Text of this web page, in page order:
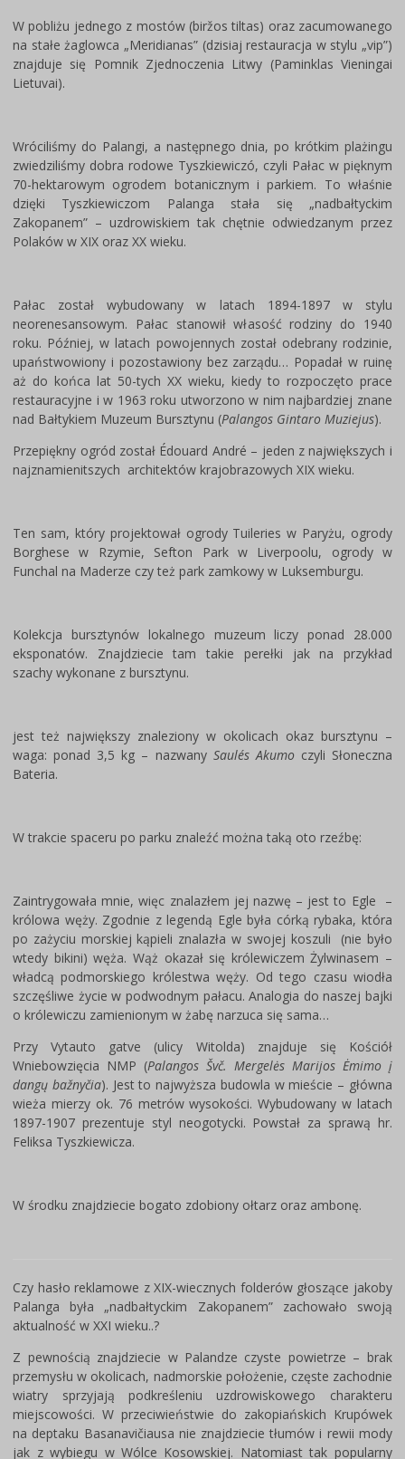
W pobliżu jednego z mostów (biržos tiltas) oraz zacumowanego
na stałe żaglowca „Meridianas” (dzisiaj restauracja w stylu „vip”)
znajduje się Pomnik Zjednoczenia Litwy (Paminklas Vieningai
Lietuvai).
Wróciliśmy do Palangi, a następnego dnia, po krótkim plażingu
zwiedziliśmy dobra rodowe Tyszkiewiczó, czyli Pałac w pięknym
70-hektarowym ogrodem botanicznym i parkiem. To właśnie
dzięki Tyszkiewiczom Palanga stała się „nadbałtyckim
Zakopanem” – uzdrowiskiem tak chętnie odwiedzanym przez
Polaków w XIX oraz XX wieku.
Pałac został wybudowany w latach 1894-1897 w stylu
neorenesansowym. Pałac stanowił własość rodziny do 1940
roku. Później, w latach powojennych został odebrany rodzinie,
upaństwowiony i pozostawiony bez zarządu… Popadał w ruinę
aż do końca lat 50-tych XX wieku, kiedy to rozpoczęto prace
restauracyjne i w 1963 roku utworzono w nim najbardziej znane
nad Bałtykiem Muzeum Bursztynu (Palangos Gintaro Muziejus).
Przepiękny ogród został Édouard André – jeden z największych i
najznamienitszych architektów krajobrazowych XIX wieku.
Ten sam, który projektował ogrody Tuileries w Paryżu, ogrody
Borghese w Rzymie, Sefton Park w Liverpoolu, ogrody w
Funchal na Maderze czy też park zamkowy w Luksemburgu.
Kolekcja bursztynów lokalnego muzeum liczy ponad 28.000
eksponatów. Znajdziecie tam takie perełki jak na przykład
szachy wykonane z bursztynu.
jest też największy znaleziony w okolicach okaz bursztynu –
waga: ponad 3,5 kg – nazwany Saulés Akumo czyli Słoneczna
Bateria.
W trakcie spaceru po parku znaleźć można taką oto rzeźbę:
Zaintrygowała mnie, więc znalazłem jej nazwę – jest to Egle –
królowa węży. Zgodnie z legendą Egle była córką rybaka, która
po zażyciu morskiej kąpieli znalazła w swojej koszuli (nie było
wtedy bikini) węża. Wąż okazał się królewiczem Żylwinasem –
władcą podmorskiego królestwa węży. Od tego czasu wiodła
szczęśliwe życie w podwodnym pałacu. Analogia do naszej bajki
o królewiczu zamienionym w żabę narzuca się sama…
Przy Vytauto gatve (ulicy Witolda) znajduje się Kościół
Wniebowzięcia NMP (Palangos Švč. Mergelės Marijos Ėmimo į
dangų bažnyčia). Jest to najwyższa budowla w mieście – główna
wieża mierzy ok. 76 metrów wysokości. Wybudowany w latach
1897-1907 prezentuje styl neogotycki. Powstał za sprawą hr.
Feliksa Tyszkiewicza.
W środku znajdziecie bogato zdobiony ołtarz oraz ambonę.
Czy hasło reklamowe z XIX-wiecznych folderów głoszące jakoby
Palanga była „nadbałtyckim Zakopanem” zachowało swoją
aktualność w XXI wieku..?
Z pewnością znajdziecie w Palandze czyste powietrze – brak
przemysłu w okolicach, nadmorskie położenie, częste zachodnie
wiatry sprzyjają podkreśleniu uzdrowiskowego charakteru
miejscowości. W przeciwieństwie do zakopiańskich Krupówek
na deptaku Basanavičiausa nie znajdziecie tłumów i rewii mody
jak z wybiegu w Wólce Kosowskiej. Natomiast tak popularny